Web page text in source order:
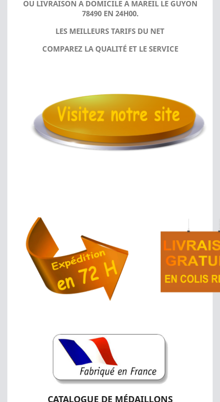
OU LIVRAISON A DOMICILE A MAREIL LE GUYON
78490 EN 24H00.
LES MEILLEURS TARIFS DU NET
COMPAREZ LA QUALITÉ ET LE SERVICE
CATALOGUE DE MÉDAILLONS